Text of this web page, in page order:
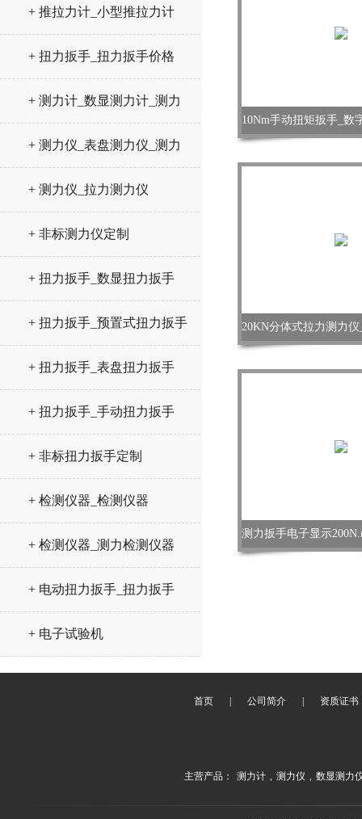
家
+ 推拉力计_小型推拉力计
+ 扭力扳手_扭力扳手价格
+ 测力计_数显测力计_测力
仪
+ 测力仪_表盘测力仪_测力
计
+ 测力仪_拉力测力仪
+ 非标测力仪定制
+ 扭力扳手_数显扭力扳手
+ 扭力扳手_预置式扭力扳手
+ 扭力扳手_表盘扭力扳手
+ 扭力扳手_手动扭力扳手
+ 非标扭力扳手定制
+ 检测仪器_检测仪器
+ 检测仪器_测力检测仪器
+ 电动扭力扳手_扭力扳手
+ 电子试验机
首页 公司简介 资质证书
主营产品： 测力计 , 测力仪 , 数显测力